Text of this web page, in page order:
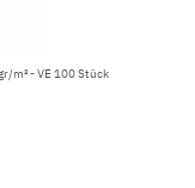
m² - VE 100 Stück